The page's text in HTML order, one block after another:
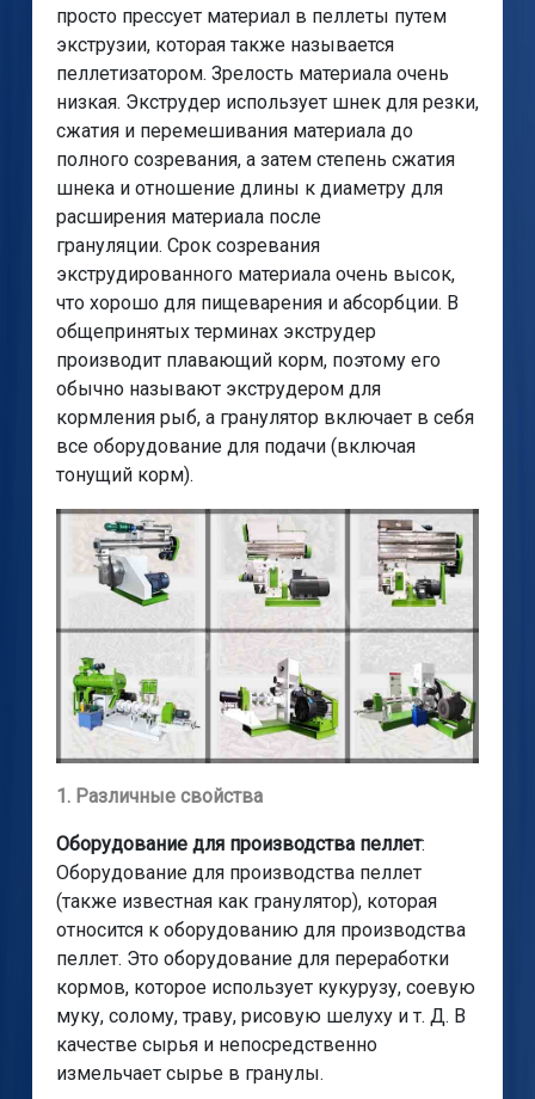
просто прессует материал в пеллеты путем
экструзии, которая также называется
пеллетизатором. Зрелость материала очень
низкая. Экструдер использует шнек для резки,
сжатия и перемешивания материала до
полного созревания, а затем степень сжатия
шнека и отношение длины к диаметру для
расширения материала после
грануляции. Срок созревания
экструдированного материала очень высок,
что хорошо для пищеварения и абсорбции. В
общепринятых терминах экструдер
производит плавающий корм, поэтому его
обычно называют экструдером для
кормления рыб, а гранулятор включает в себя
все оборудование для подачи (включая
тонущий корм).
1. Различные свойства
Оборудование для производства пеллет:
Оборудование для производства пеллет
(также известная как гранулятор), которая
относится к оборудованию для производства
пеллет. Это оборудование для переработки
кормов, которое использует кукурузу, соевую
муку, солому, траву, рисовую шелуху и т. Д. В
качестве сырья и непосредственно
измельчает сырье в гранулы.